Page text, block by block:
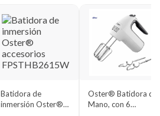
Batidora de
inmersión Oster®
Oster® Batidora de
Mano, con 6